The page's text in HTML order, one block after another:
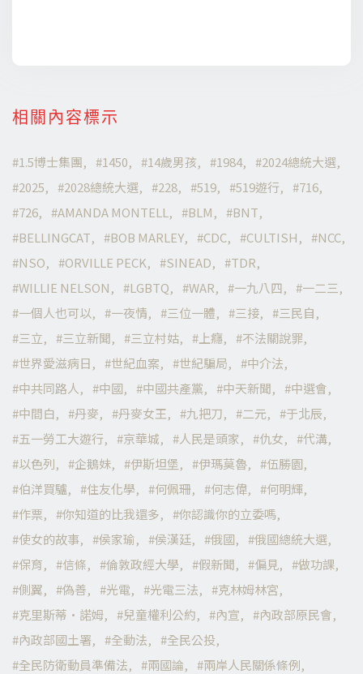
相關內容標示
1.5博士集團 1450 14歲男孩 1984
2024總統大選
2025
2028總統大選 228 519 519遊行
716
726
AMANDA MONTELL BLM
BNT
BELLINGCAT
BOB MARLEY CDC CULTISH
NCC
NSO
ORVILLE PECK SINEAD
TDR
WILLIE NELSON
LGBTQ WAR 一九八四
一二三
一個人也可以
一夜情 三位一體 三接
三民自
三立
三立新聞 三立村姑 上癮
不法關說罪
世界愛滋病日
世紀血案 世紀騙局
中介法
中共同路人
中國 中國共產黨 中天新聞
中選會
中間白
丹麥 丹麥女王 九把刀 二元
于北辰
五一勞工大遊行
京華城 人民是頭家 仇女
代溝
以色列
企鵝妹 伊斯坦堡 伊瑪莫魯
伍勝園
伯洋買驢
住友化學 何佩珊 何志偉
何明輝
作票
你知道的比我還多
你認識你的立委嗎
使女的故事
侯家瑜 侯漢廷 俄國
俄國總統大選
保育
信條 倫敦政經大學 假新聞 偏見
做功課
側翼
偽善 光電 光電三法
克林姆林宮
克里斯蒂·諾姆
兒童權利公約 內宣
內政部原民會
內政部國土署
全動法
全民公投
全民防衛動員準備法
兩國論
兩岸人民關係條例